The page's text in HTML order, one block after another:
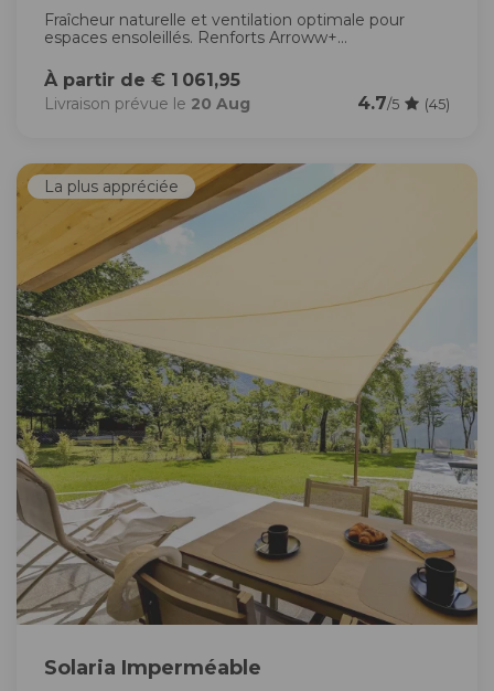
Fraîcheur naturelle et ventilation optimale pour
espaces ensoleillés. Renforts Arroww+...
À partir de € 1 061,95
Livraison prévue le 20 Aug 4.7/5 (45)
La plus appréciée
Solaria Imperméable